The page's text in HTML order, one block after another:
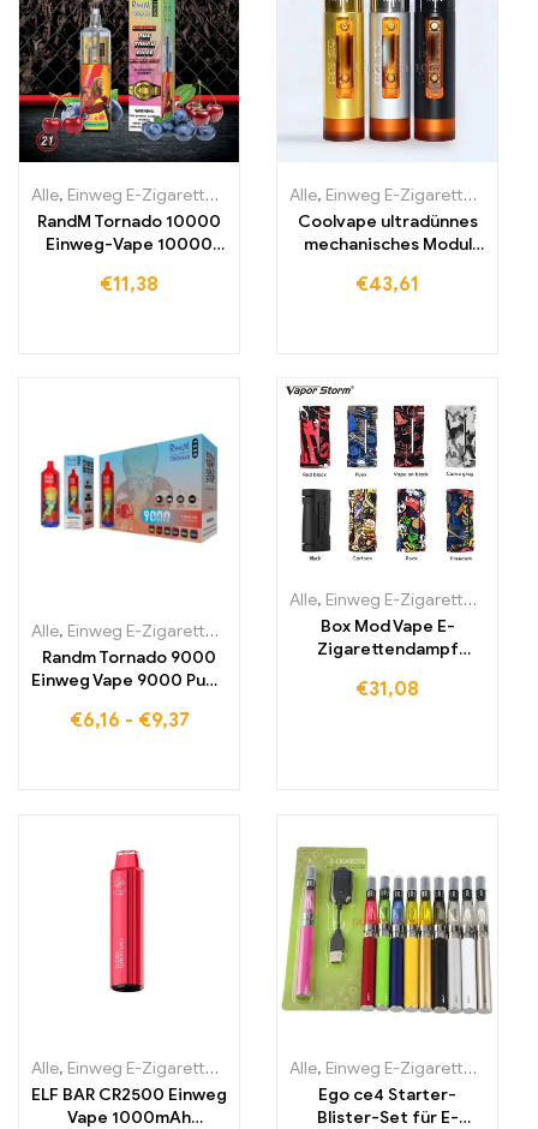
Alle, Einweg E-Zigaretten Einweg-E-Zigaretten Litauen,Einweg-
RandM Tornado 10000
Einweg-Vape 10000
€11,38
Alle, Einweg E-Zigaretten
Coolvape ultradünnes
mechanisches Modul
€43,61
Alle, Einweg E-Zigaretten Einweg-E-Zigaretten Belgien
Randm Tornado 9000
Einweg Vape 9000 Puffs
€6,16 - €9,37
Alle, Einweg E-Zigaretten
Box Mod Vape E-
Zigarettendampf
Electroii
€31,08
Alle, Einweg E-Zigaretten Einweg-E-Zigaretten Irland,Einweg-E-
ELF BAR CR2500 Einweg
Vape 1000mAh
Alle, Einweg E-Zigaretten
Ego ce4 Starter-
Blister-Set für E-